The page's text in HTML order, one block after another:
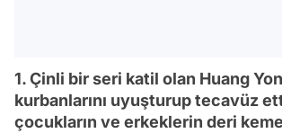
1. Çinli bir seri katil olan Huang
kurbanlarını uyuşturup tecavüz
çocukların ve erkeklerin deri